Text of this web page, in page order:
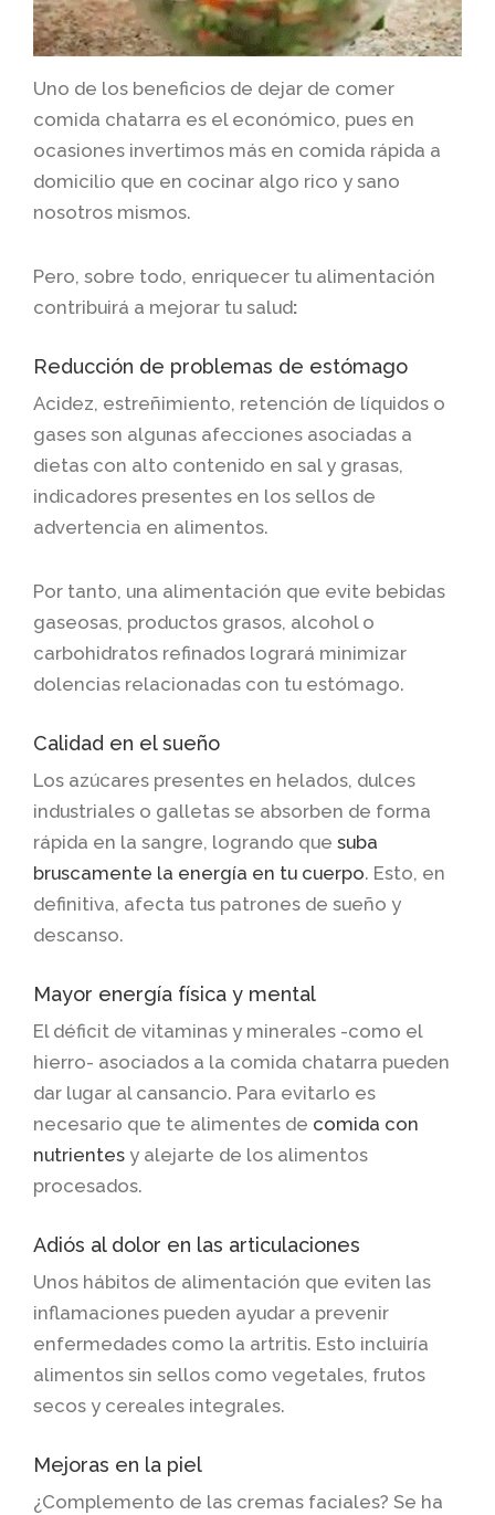
Uno de los beneficios de dejar de comer
comida chatarra es el económico, pues en
ocasiones invertimos más en comida rápida a
domicilio que en cocinar algo rico y sano
nosotros mismos.
Pero, sobre todo, enriquecer tu alimentación
contribuirá a mejorar tu salud:
Reducción de problemas de estómago
Acidez, estreñimiento, retención de líquidos o
gases son algunas afecciones asociadas a
dietas con alto contenido en sal y grasas,
indicadores presentes en los sellos de
advertencia en alimentos.
Por tanto, una alimentación que evite bebidas
gaseosas, productos grasos, alcohol o
carbohidratos refinados logrará minimizar
dolencias relacionadas con tu estómago.
Calidad en el sueño
Los azúcares presentes en helados, dulces
industriales o galletas se absorben de forma
rápida en la sangre, logrando que suba
bruscamente la energía en tu cuerpo. Esto, en
definitiva, afecta tus patrones de sueño y
descanso.
Mayor energía física y mental
El déficit de vitaminas y minerales -como el
hierro- asociados a la comida chatarra pueden
dar lugar al cansancio. Para evitarlo es
necesario que te alimentes de comida con
nutrientes y alejarte de los alimentos
procesados.
Adiós al dolor en las articulaciones
Unos hábitos de alimentación que eviten las
inflamaciones pueden ayudar a prevenir
enfermedades como la artritis. Esto incluiría
alimentos sin sellos como vegetales, frutos
secos y cereales integrales.
Mejoras en la piel
¿Complemento de las cremas faciales? Se ha